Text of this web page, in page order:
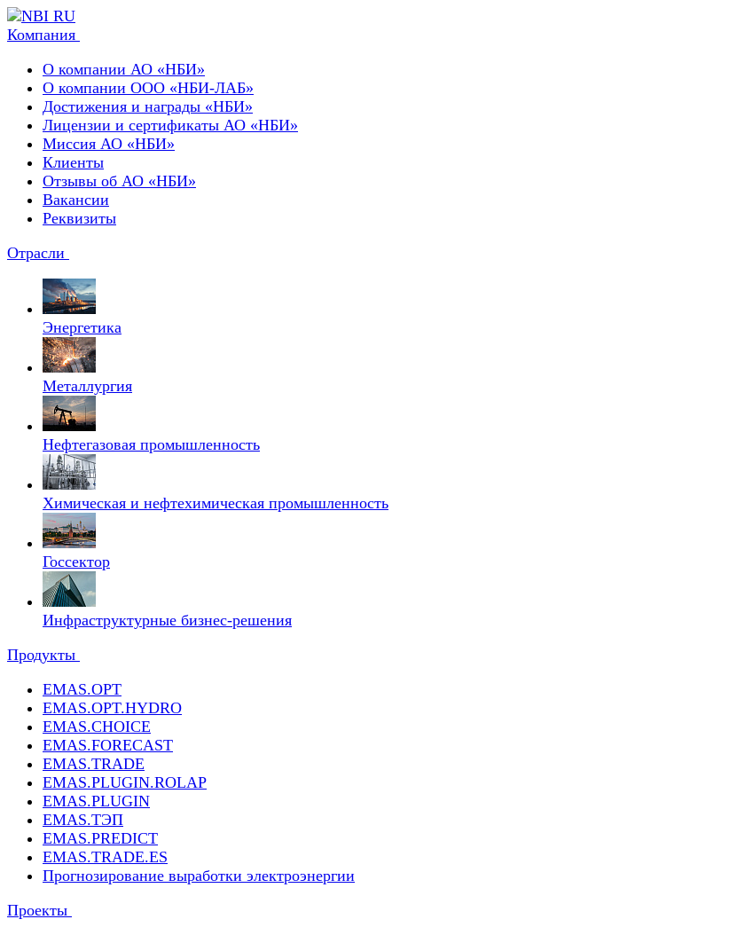
Компания
О компании АО «НБИ»
О компании ООО «НБИ-ЛАБ»
Достижения и награды «НБИ»
Лицензии и сертификаты АО «НБИ»
Миссия АО «НБИ»
Клиенты
Отзывы об АО «НБИ»
Вакансии
Реквизиты
Отрасли
Энергетика
Металлургия
Нефтегазовая промышленность
Химическая и нефтехимическая промышленность
Госсектор
Инфраструктурные бизнес-решения
Продукты
EMAS.OPT
EMAS.OPT.HYDRO
EMAS.CHOICE
EMAS.FORECAST
EMAS.TRADE
EMAS.PLUGIN.ROLAP
EMAS.PLUGIN
EMAS.ТЭП
EMAS.PREDICT
EMAS.TRADE.ES
Прогнозирование выработки электроэнергии
Проекты